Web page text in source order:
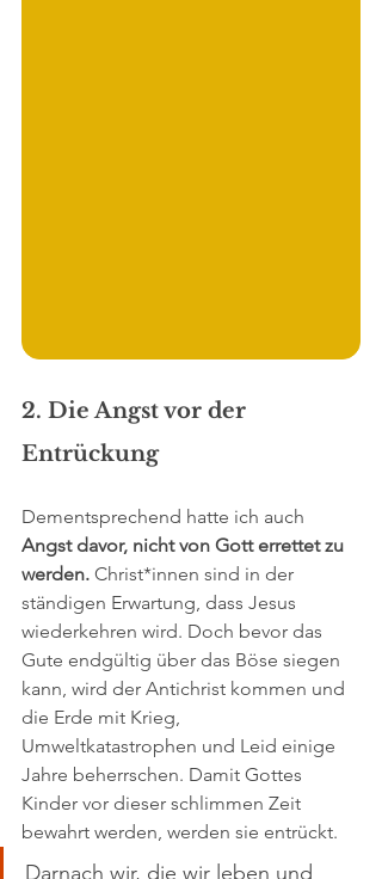
2. Die Angst vor der
Entrückung
Dementsprechend hatte ich auch
Angst davor, nicht von Gott errettet zu
werden. Christ*innen sind in der
ständigen Erwartung, dass Jesus
wiederkehren wird. Doch bevor das
Gute endgültig über das Böse siegen
kann, wird der Antichrist kommen und
die Erde mit Krieg,
Umweltkatastrophen und Leid einige
Jahre beherrschen. Damit Gottes
Kinder vor dieser schlimmen Zeit
bewahrt werden, werden sie entrückt.
Darnach wir, die wir leben und